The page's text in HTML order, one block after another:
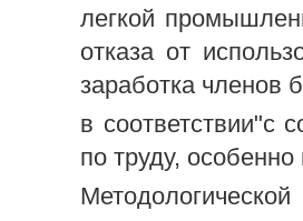
легкой
отказа от
заработка членов
в соответствии"с
по труду,